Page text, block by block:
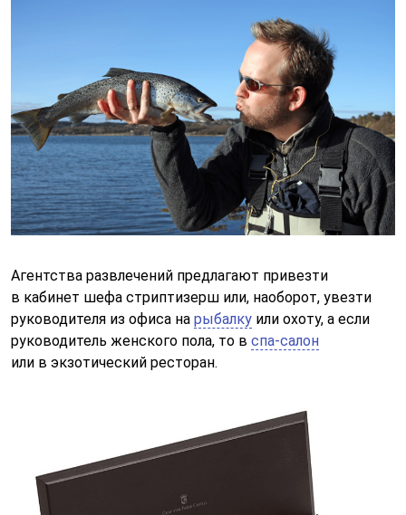
Агентства развлечений предлагают привезти
в кабинет шефа стриптизерш или, наоборот, увезти
руководителя из офиса на рыбалку или охоту, а если
руководитель женского пола, то в спа-салон
или в экзотический ресторан.